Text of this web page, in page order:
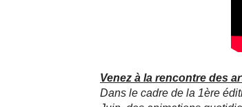
Venez à la rencontre des
Dans le cadre de la 1ère